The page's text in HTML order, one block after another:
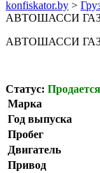
konfiskator.by >
АВТОШАССИ ГАЗ-
АВТОШАССИ ГАЗ-
Статус: Продается
Марка
Год выпуска
Пробег
Двигатель
Привод